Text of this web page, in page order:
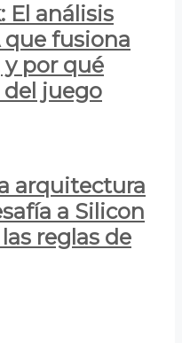
El análisis
fusiona
por qué
del juego
arquitectura
a Silicon
reglas de